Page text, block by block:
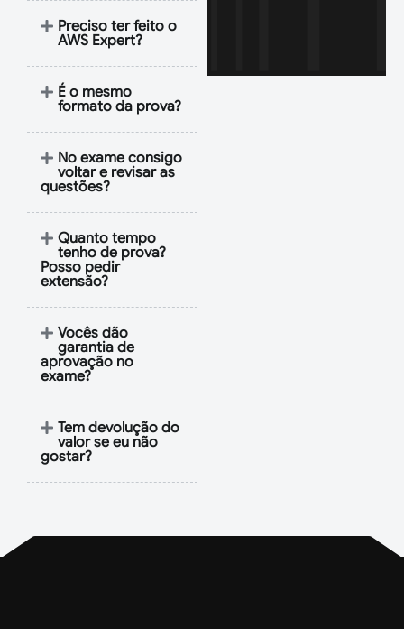
Preciso ter feito o
AWS Expert?
É o mesmo
formato da prova?
No exame consigo
voltar e revisar as
questões?
Quanto tempo
tenho de prova?
Posso pedir
extensão?
Vocês dão
garantia de
aprovação no
exame?
Tem devolução do
valor se eu não
gostar?